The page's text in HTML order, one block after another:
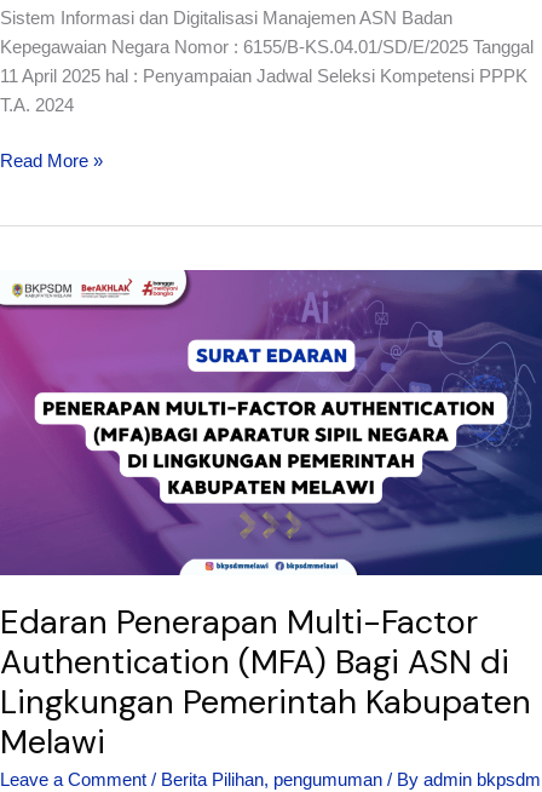
Sistem Informasi dan Digitalisasi Manajemen ASN Badan
Kepegawaian Negara Nomor : 6155/B-KS.04.01/SD/E/2025 Tanggal
11 April 2025 hal : Penyampaian Jadwal Seleksi Kompetensi PPPK
T.A. 2024
Read More »
Edaran Penerapan Multi-Factor
Authentication (MFA) Bagi ASN di
Lingkungan Pemerintah Kabupaten
Melawi
Leave a Comment / Berita Pilihan, pengumuman / By admin bkpsdm
Edaran
Penerapan
Authentication
(MFA)
Pemerintah
Melawi